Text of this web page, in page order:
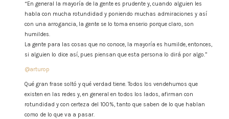
“En general la mayoría de la gente es prudente y, cuando alguien les
habla con mucha rotundidad y poniendo muchas admiraciones y así
con una arrogancia, la gente se lo toma enserio porque claro, son
humildes.
La gente para las cosas que no conoce, la mayoría es humilde, entonces,
si alguien lo dice así, pues piensan que esta persona lo dirá por algo.”
@arturop
Qué gran frase soltó y qué verdad tiene. Todos los vendehumos que
existen en las redes y, en general en todos los lados, afirman con
rotundidad y con certeza del 100%, tanto que saben de lo que hablan
como de lo que va a pasar.